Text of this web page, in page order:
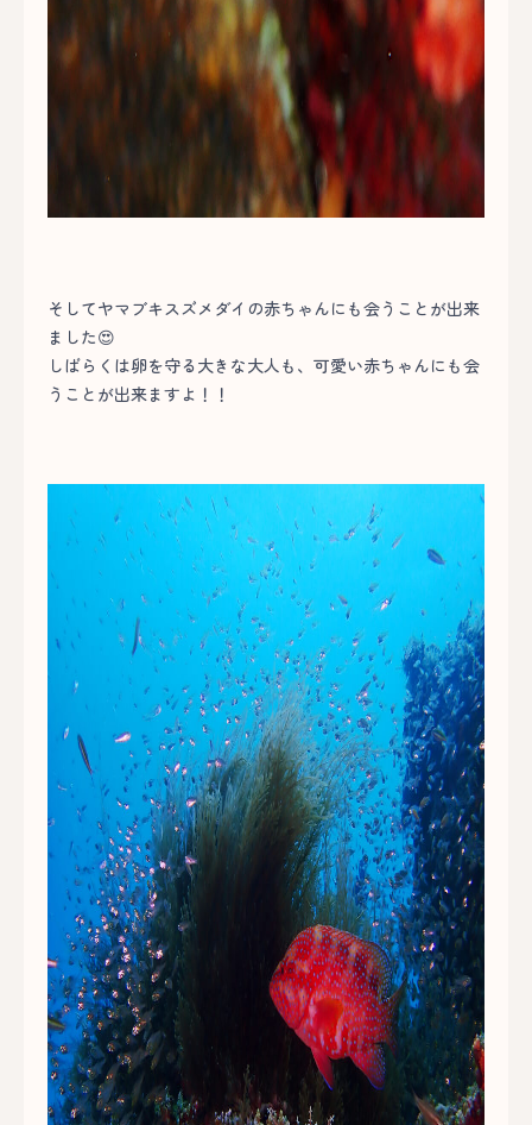
そしてヤマブキスズメダイの赤ちゃんにも会うことが出来
ました😍
しばらくは卵を守る大きな大人も、可愛い赤ちゃんにも会
うことが出来ますよ！！